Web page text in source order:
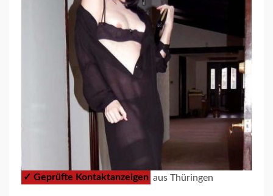
✓ Geprüfte Kontaktanzeigen aus Thüringen